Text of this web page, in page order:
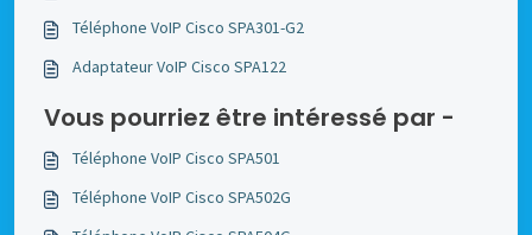
Téléphone VoIP Cisco SPA301-G2
Adaptateur VoIP Cisco SPA122
Vous pourriez être intéressé par -
Téléphone VoIP Cisco SPA501
Téléphone VoIP Cisco SPA502G